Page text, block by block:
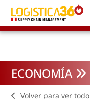
ECONOMÍA
Volver para ver todo